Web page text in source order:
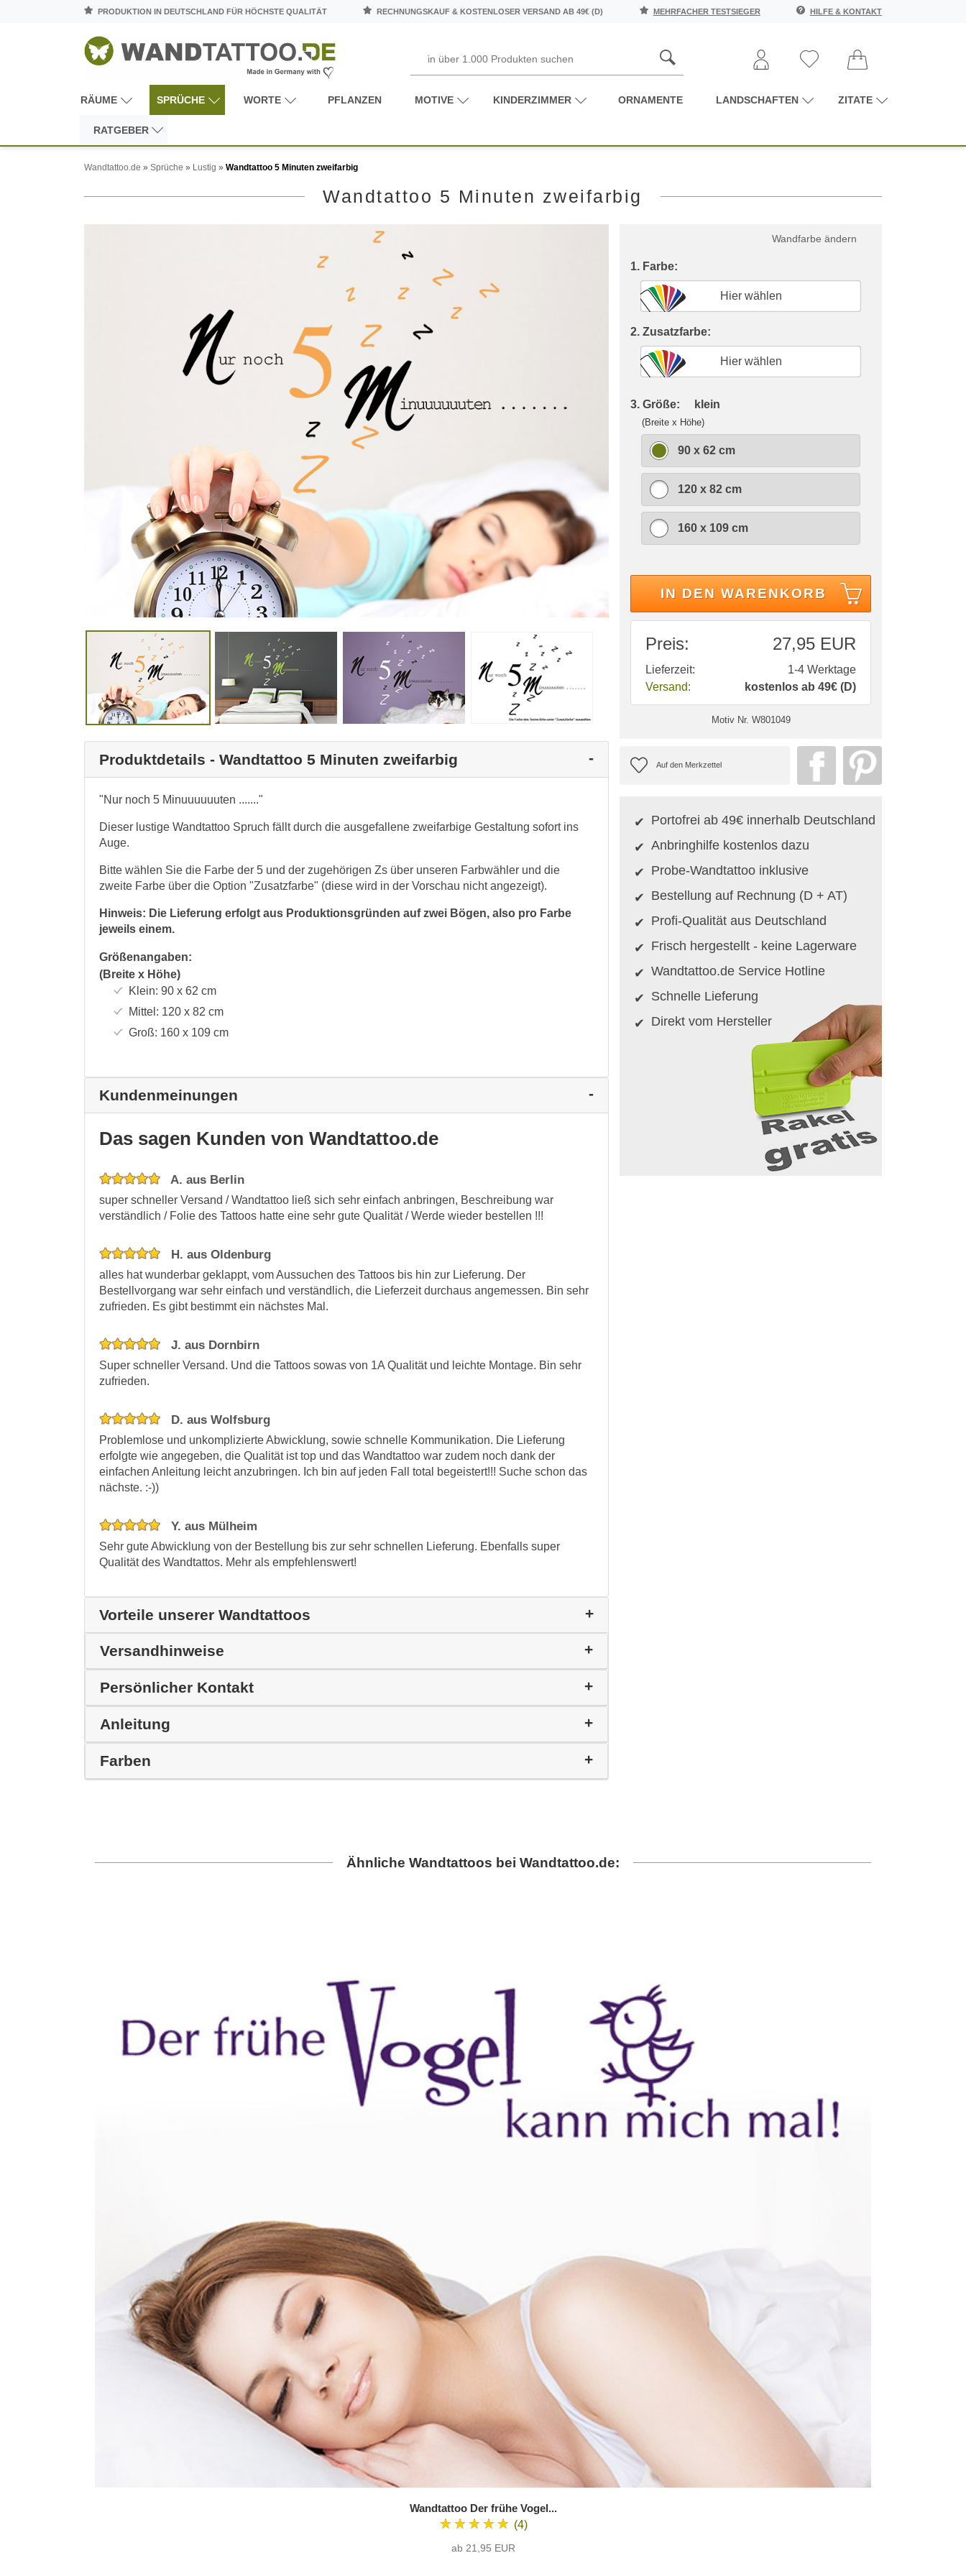
PRODUKTION IN DEUTSCHLAND FÜR HÖCHSTE QUALITÄT RECHNUNGSKAUF & KOSTENLOSER VERSAND AB 49€ (D) MEHRFACHER TESTSIEGER HILFE & KONTAKT
RÄUME SPRÜCHE WORTE PFLANZEN MOTIVE KINDERZIMMER ORNAMENTE LANDSCHAFTEN ZITATE
RATGEBER
Wandtattoo.de » Sprüche » Lustig » Wandtattoo 5 Minuten zweifarbig
Wandtattoo 5 Minuten zweifarbig
Produktdetails - Wandtattoo 5 Minuten zweifarbig
"Nur noch 5 Minuuuuuuten ......."
Dieser lustige Wandtattoo Spruch fällt durch die ausgefallene zweifarbige Gestaltung sofort ins
Auge.
Bitte wählen Sie die Farbe der 5 und der zugehörigen Zs über unseren Farbwähler und die
zweite Farbe über die Option "Zusatzfarbe" (diese wird in der Vorschau nicht angezeigt).
Hinweis: Die Lieferung erfolgt aus Produktionsgründen auf zwei Bögen, also pro Farbe
jeweils einem.
Größenangaben:
(Breite x Höhe)
Klein: 90 x 62 cm
Mittel: 120 x 82 cm
Groß: 160 x 109 cm
Kundenmeinungen
Das sagen Kunden von Wandtattoo.de
A. aus Berlin
super schneller Versand / Wandtattoo ließ sich sehr einfach anbringen, Beschreibung war
verständlich / Folie des Tattoos hatte eine sehr gute Qualität / Werde wieder bestellen !!!
H. aus Oldenburg
alles hat wunderbar geklappt, vom Aussuchen des Tattoos bis hin zur Lieferung. Der
Bestellvorgang war sehr einfach und verständlich, die Lieferzeit durchaus angemessen. Bin sehr
zufrieden. Es gibt bestimmt ein nächstes Mal.
J. aus Dornbirn
Super schneller Versand. Und die Tattoos sowas von 1A Qualität und leichte Montage. Bin sehr
zufrieden.
D. aus Wolfsburg
Problemlose und unkomplizierte Abwicklung, sowie schnelle Kommunikation. Die Lieferung
erfolgte wie angegeben, die Qualität ist top und das Wandtattoo war zudem noch dank der
einfachen Anleitung leicht anzubringen. Ich bin auf jeden Fall total begeistert!!! Suche schon das
nächste. :-))
Y. aus Mülheim
Sehr gute Abwicklung von der Bestellung bis zur sehr schnellen Lieferung. Ebenfalls super
Qualität des Wandtattos. Mehr als empfehlenswert!
Vorteile unserer Wandtattoos
Versandhinweise
Persönlicher Kontakt
Anleitung
Farben
Wandfarbe ändern
1. Farbe:
Hier wählen
2. Zusatzfarbe:
Hier wählen
3. Größe: klein
(Breite x Höhe)
90 x 62 cm
120 x 82 cm
160 x 109 cm
IN DEN WARENKORB
Preis: 27,95 EUR
Lieferzeit:
1-4 Werktage
Versand:
kostenlos ab 49€ (D)
Motiv Nr. W801049
Portofrei ab 49€ innerhalb Deutschland
Anbringhilfe kostenlos dazu
Probe-Wandtattoo inklusive
Bestellung auf Rechnung (D + AT)
Profi-Qualität aus Deutschland
Frisch hergestellt - keine Lagerware
Wandtattoo.de Service Hotline
Schnelle Lieferung
Direkt vom Hersteller
Ähnliche Wandtattoos bei Wandtattoo.de:
Wandtattoo Der frühe Vogel...
★★★★★ (4)
ab 21,95 EUR